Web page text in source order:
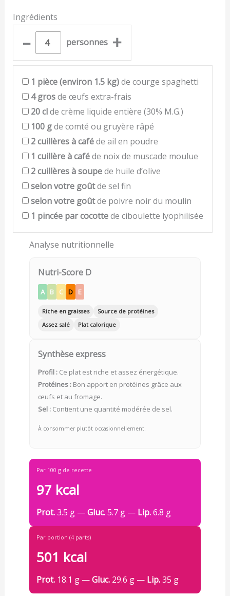
Ingrédients
– personnes +
1 pièce (environ 1.5 kg)de courge spaghetti
4 grosde œufs extra-frais
20clde crème liquide entière (30% M.G.)
100 gde comté ou gruyère râpé
2cuillères à caféde ail en poudre
1 cuillère à caféde noix de muscade moulue
2cuillères à soupede huile d’olive
selon votre goûtde sel fin
selon votre goûtde poivre noir du moulin
1 pincée par cocottede ciboulette lyophilisée
Analyse nutritionnelle
Nutri-Score D
A B C D E
Riche en graisses
Source de protéines
Assez salé
Plat calorique
Synthèse express
Profil :Ce plat est riche et assez énergétique.
Protéines :Bon apport en protéines grâce aux
œufs et au fromage.
Sel :Contient une quantité modérée de sel.
À consommer plutôt occasionnellement.
Par 100 g de recette
97 kcal
Prot.3.5 g —Gluc.5.7 g — Lip.6.8 g
Par portion (4 parts)
501 kcal
Prot.18.1 g —Gluc.29.6 g — Lip.35 g